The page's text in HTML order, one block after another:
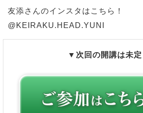
友添さんのインスタはこちら！
@KEIRAKU.HEAD.YUNI
▼次回の開講は未定